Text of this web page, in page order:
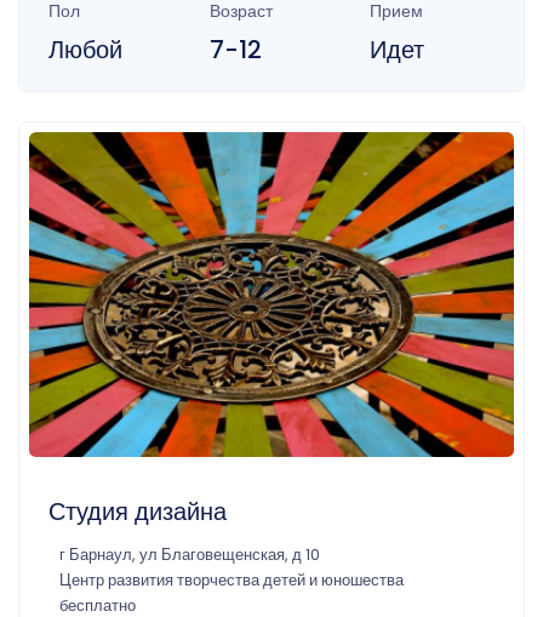
Пол
Любой
Возраст
7-12
Прием
Идет
Студия дизайна
г Барнаул, ул Благовещенская, д 10
Центр развития творчества детей и юношества
бесплатно